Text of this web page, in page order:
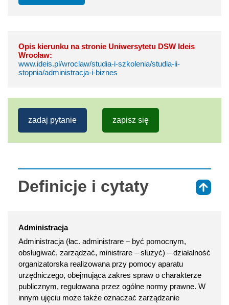
Opis kierunku na stronie Uniwersytetu DSW Ideis
Wrocław:
www.ideis.pl/wroclaw/studia-i-szkolenia/studia-ii-
stopnia/administracja-i-biznes
zadaj pytanie zapisz się
Definicje i cytaty
Administracja
Administracja (łac. administrare – być pomocnym,
obsługiwać, zarządzać, ministrare – służyć) – działalność
organizatorska realizowana przy pomocy aparatu
urzędniczego, obejmująca zakres spraw o charakterze
publicznym, regulowana przez ogólne normy prawne. W
innym ujęciu może także oznaczać zarządzanie